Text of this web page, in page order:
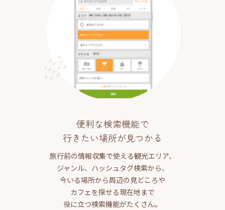
便利な検索機能で
行きたい場所が見つかる
旅行前の情報収集で使える観光エリア、
ジャンル、ハッシュタグ検索から、
今いる場所から周辺の見どころや
カフェを探せる現在地まで
役に立つ検索機能がたくさん。